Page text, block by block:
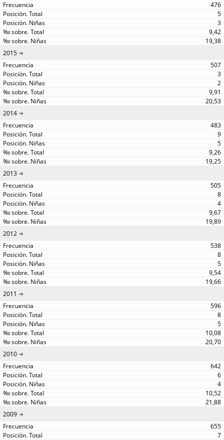
476
5
3
9,42
19,38
2015
507
3
2
9,91
20,53
2014
483
9
5
9,26
19,25
2013
505
8
4
9,67
19,89
2012
538
8
5
9,54
19,66
2011
596
8
5
10,08
20,70
2010
642
6
4
10,52
21,88
2009
655
7